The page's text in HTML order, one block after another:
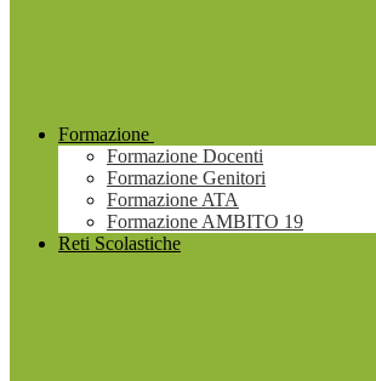
Formazione
Formazione Docenti
Formazione Genitori
Formazione ATA
Formazione AMBITO 19
Reti Scolastiche